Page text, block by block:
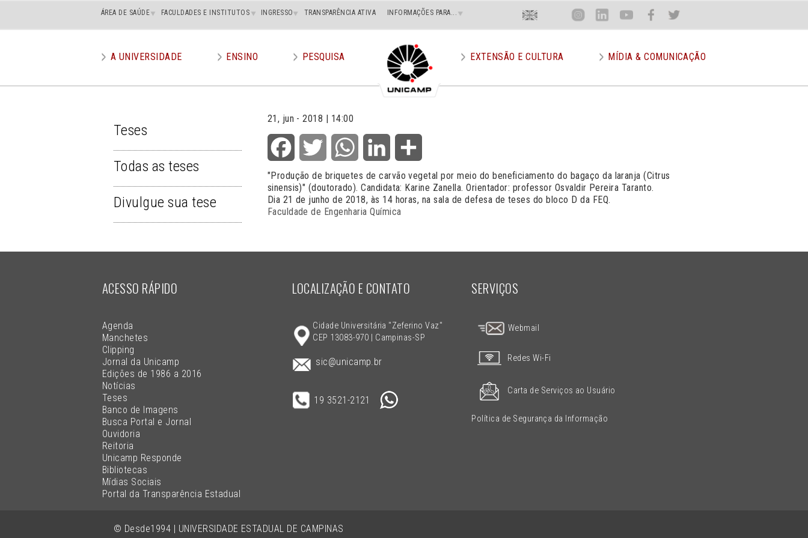
Main
superior
ÁREA DE SAÚDE FACULDADES E INSTITUTOS INGRESSO TRANSPARÊNCIA ATIVA INFORMAÇÕES PARA... Menu
Superior
Direito
En Inst Lin You Face Twit
menu
A UNIVERSIDADE ENSINO PESQUISA EXTENSÃO E CULTURA MÍDIA & COMUNICAÇÃO
TESES
Teses
Todas as teses
Divulgue sua tese
21, jun - 2018 | 14:00
Facebook Twitter WhatsApp LinkedIn
"Produção de briquetes de carvão vegetal por meio do beneficiamento do bagaço da laranja (Citrus
sinensis)" (doutorado). Candidata: Karine Zanella. Orientador: professor Osvaldir Pereira Taranto.
Dia 21 de junho de 2018, às 14 horas, na sala de defesa de teses do bloco D da FEQ.
Faculdade de Engenharia Química
© Desde1994 | UNIVERSIDADE ESTADUAL DE CAMPINAS
ACESSO RÁPIDO
Agenda
Manchetes
Clipping
Jornal da Unicamp
Edições de 1986 a 2016
Notícias
Teses
Banco de Imagens
Busca Portal e Jornal
Ouvidoria
Reitoria
Unicamp Responde
Bibliotecas
Mídias Sociais
Portal da Transparência Estadual
LOCALIZAÇÃO E CONTATO
Cidade Universitária "Zeferino Vaz"
CEP 13083-970 | Campinas-SP
sic@unicamp.br
19 3521-2121
SERVIÇOS
Webmail
Redes Wi-Fi
Carta de Serviços ao Usuário
Política de Segurança da Informação